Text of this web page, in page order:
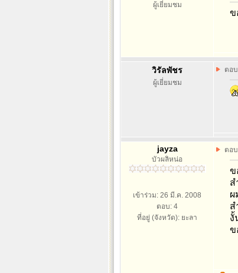
ผู้เยี่ยมชม
ข
วิรัลพัชร
ผู้เยี่ยมชม
ตอ
jayza
บัวผลิหน่อ
เข้าร่วม: 26 มี.ค. 2008
ตอบ: 4
ที่อยู่ (จังหวัด): ยะลา
ตอ
ข
ส
ผ
ส
งั้
ข